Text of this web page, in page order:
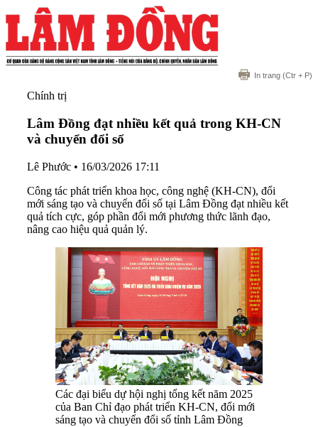
In trang (Ctr + P)
Chính trị
Lâm Đồng đạt nhiều kết quả trong KH-CN
và chuyển đổi số
Lê Phước • 16/03/2026 17:11
Công tác phát triển khoa học, công nghệ (KH-CN), đổi
mới sáng tạo và chuyển đổi số tại Lâm Đồng đạt nhiều kết
quả tích cực, góp phần đổi mới phương thức lãnh đạo,
nâng cao hiệu quả quản lý.
Các đại biểu dự hội nghị tổng kết năm 2025
của Ban Chỉ đạo phát triển KH-CN, đổi mới
sáng tạo và chuyển đổi số tỉnh Lâm Đồng